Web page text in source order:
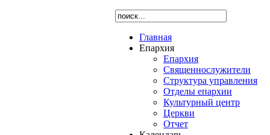
Главная
Епархия
Епархия
Священнослужители
Структура управления
Отделы епархии
Культурный центр
Церкви
Отчет